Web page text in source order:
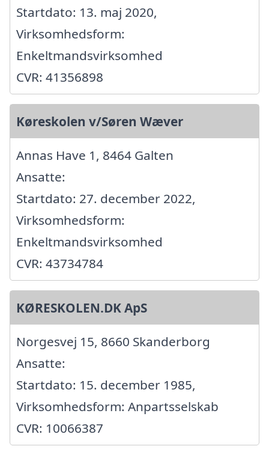
Startdato: 13. maj 2020,
Virksomhedsform:
Enkeltmandsvirksomhed
CVR: 41356898
Køreskolen v/Søren Wæver
Annas Have 1, 8464 Galten
Ansatte:
Startdato: 27. december 2022,
Virksomhedsform:
Enkeltmandsvirksomhed
CVR: 43734784
KØRESKOLEN.DK ApS
Norgesvej 15, 8660 Skanderborg
Ansatte:
Startdato: 15. december 1985,
Virksomhedsform: Anpartsselskab
CVR: 10066387